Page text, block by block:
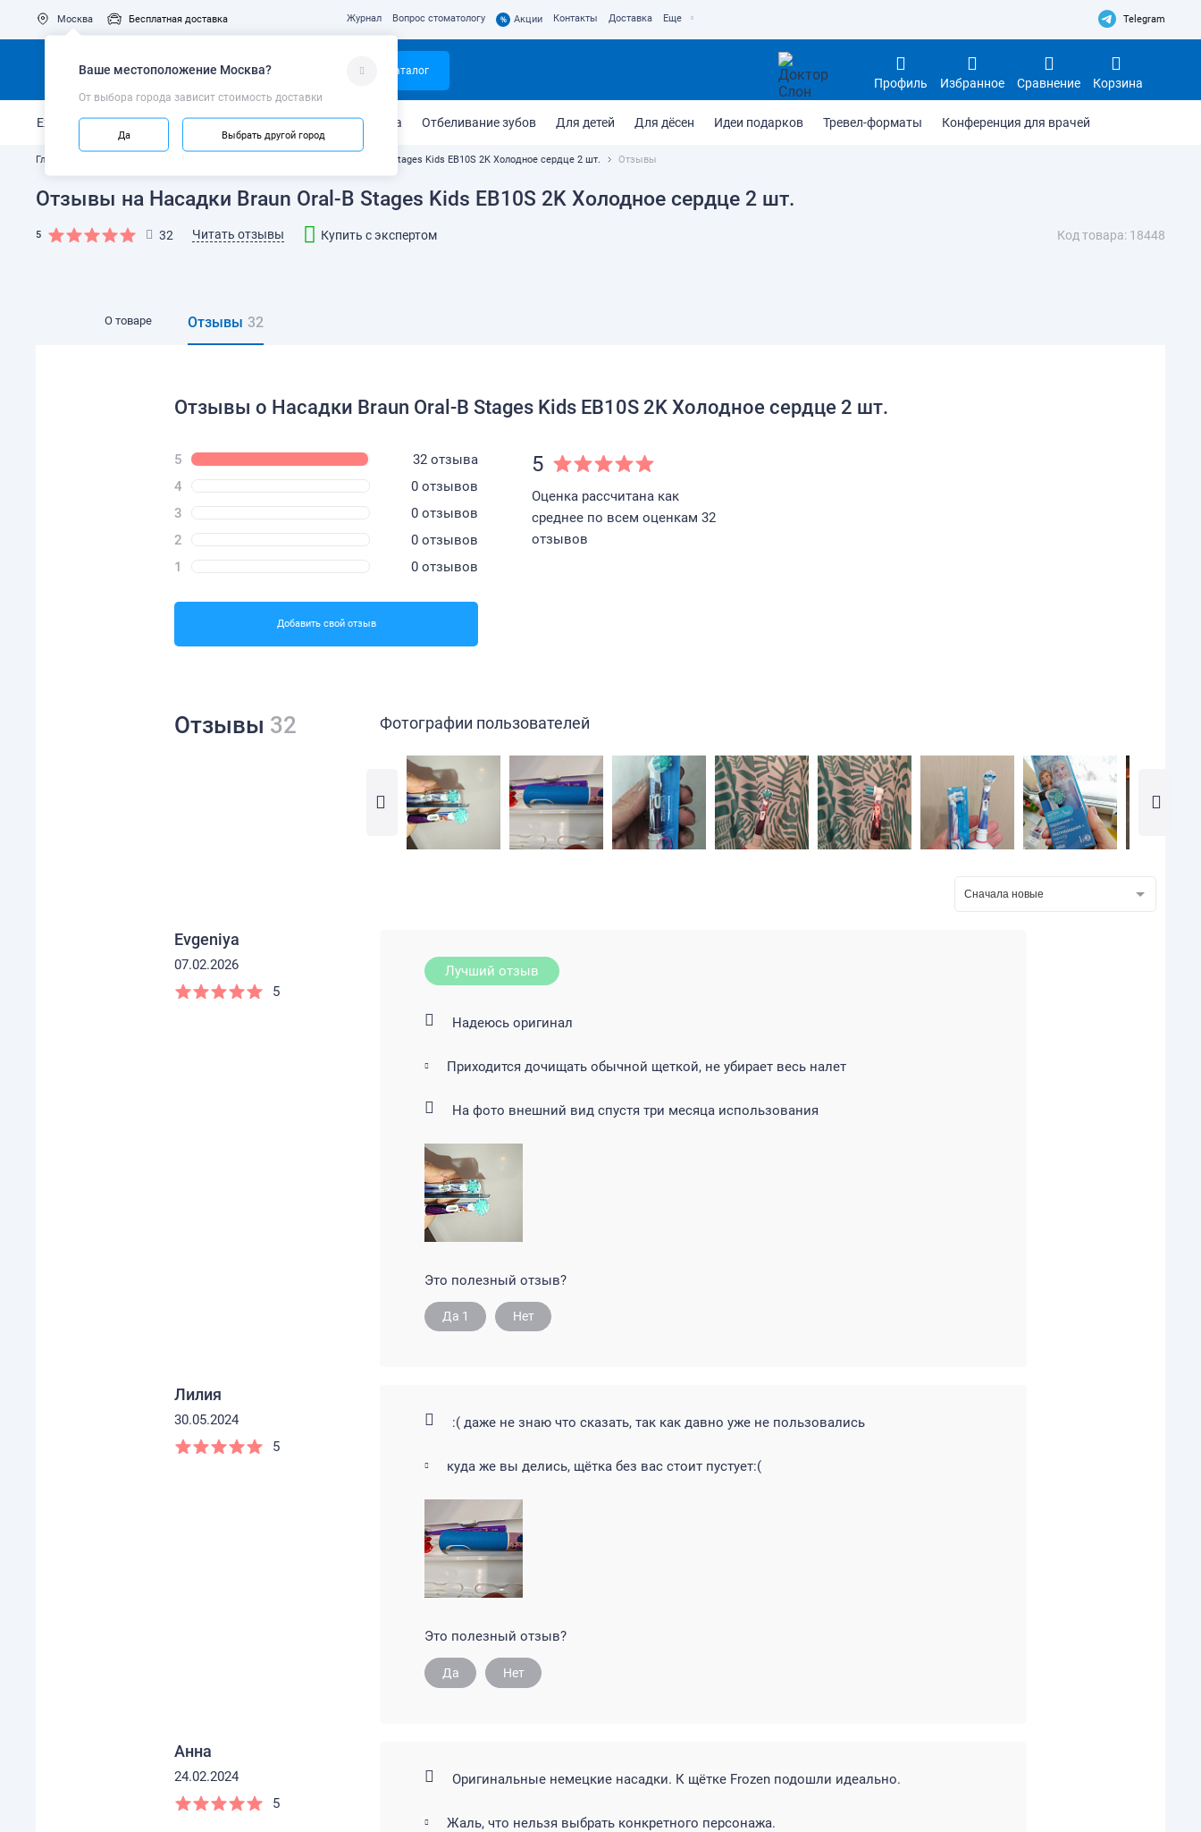
Москва
Ваше местоположение Москва?
От выбора города зависит стоимость доставки
Да Выбрать другой город
Бесплатная доставка Журнал Вопрос стоматологу % Акции Контакты Доставка Еще Telegram
Каталог
Профиль Избранное Сравнение Корзина
Ежедневный уход Укрепление эмали Защита от кариеса Отбеливание зубов Для детей Для дёсен Идеи подарков Тревел-форматы Конференция для врачей
Главная Насадки Braun Oral-B Stages Kids EB10S 2K Холодное сердце 2 шт. Отзывы
Отзывы на Насадки Braun Oral-B Stages Kids EB10S 2K Холодное сердце 2 шт.
5 32 Читать отзывы Купить с экспертом Код товара: 18448
О товаре Отзывы 32
Отзывы о Насадки Braun Oral-B Stages Kids EB10S 2K Холодное сердце 2 шт.
5
32 отзыва
4
0 отзывов
3
0 отзывов
2
0 отзывов
1
0 отзывов
Добавить свой отзыв
5
Оценка рассчитана как
среднее по всем оценкам 32
отзывов
Отзывы 32 Фотографии пользователей
Сначала новые
Evgeniya
07.02.2026
5
Лучший отзыв
Надеюсь оригинал
Приходится дочищать обычной щеткой, не убирает весь налет
На фото внешний вид спустя три месяца использования
Это полезный отзыв?
Да 1 Нет
Лилия
30.05.2024
5
:( даже не знаю что сказать, так как давно уже не пользовались
куда же вы делись, щётка без вас стоит пустует:(
Это полезный отзыв?
Да Нет
Анна
24.02.2024
5
Оригинальные немецкие насадки. К щётке Frozen подошли идеально.
Жаль, что нельзя выбрать конкретного персонажа.